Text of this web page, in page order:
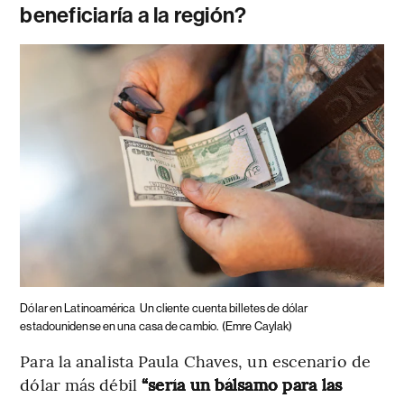
beneficiaría a la región?
Dólar en Latinoamérica Un cliente cuenta billetes de dólar
estadounidense en una casa de cambio. (Emre Caylak)
Para la analista Paula Chaves, un escenario de
dólar más débil “sería un bálsamo para las